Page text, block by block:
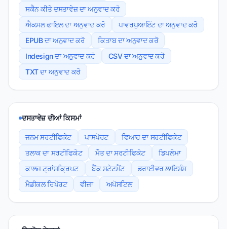
ਸਕੈਨ ਕੀਤੇ ਦਸਤਾਵੇਜ਼ ਦਾ ਅਨੁਵਾਦ ਕਰੋ
ਐਕਸਲ ਫਾਇਲ ਦਾ ਅਨੁਵਾਦ ਕਰੋ
ਪਾਵਰਪੁਆਇੰਟ ਦਾ ਅਨੁਵਾਦ ਕਰੋ
EPUB ਦਾ ਅਨੁਵਾਦ ਕਰੋ
ਕਿਤਾਬ ਦਾ ਅਨੁਵਾਦ ਕਰੋ
Indesign ਦਾ ਅਨੁਵਾਦ ਕਰੋ
CSV ਦਾ ਅਨੁਵਾਦ ਕਰੋ
TXT ਦਾ ਅਨੁਵਾਦ ਕਰੋ
ਦਸਤਾਵੇਜ਼ ਦੀਆਂ ਕਿਸਮਾਂ
ਜਨਮ ਸਰਟੀਫਿਕੇਟ ਪਾਸਪੋਰਟ
ਵਿਆਹ ਦਾ ਸਰਟੀਫਿਕੇਟ
ਤਲਾਕ ਦਾ ਸਰਟੀਫਿਕੇਟ
ਮੌਤ ਦਾ ਸਰਟੀਫਿਕੇਟ
ਡਿਪਲੋਮਾ
ਕਾਲਜ ਟ੍ਰਾਂਸਕ੍ਰਿਪਟ
ਬੈਂਕ ਸਟੇਟਮੈਂਟ
ਡਰਾਈਵਰ ਲਾਇਸੰਸ
ਮੈਡੀਕਲ ਰਿਪੋਰਟ
ਵੀਜ਼ਾ ਅਪੋਸਟਿਲ